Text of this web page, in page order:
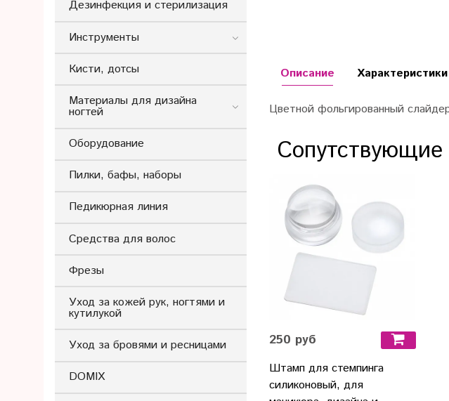
Описание
Цветной фольгированный
Характеристики
Сопутствующие
250 руб
Штамп для стемпинга
силиконовый, для
Дезинфекция и стерилизация
Инструменты
Кисти, дотсы
Материалы для дизайна
ногтей
Оборудование
Пилки, бафы, наборы
Педикюрная линия
Средства для волос
Фрезы
Уход за кожей рук, ногтями и
кутилукой
Уход за бровями и ресницами
DOMIX